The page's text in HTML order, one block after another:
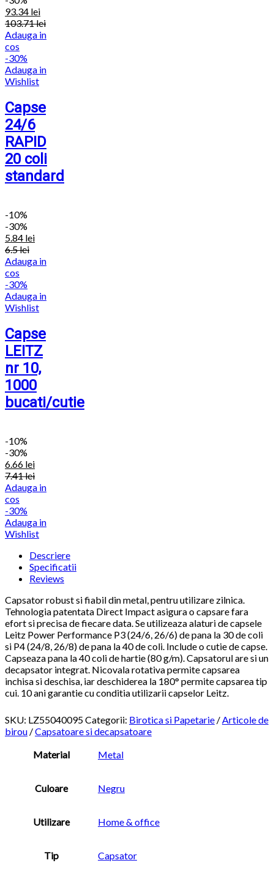
93.34 lei
103.71lei
Adauga in
cos
-30%
Adauga in
Wishlist
Capse
24/6
RAPID
20 coli
standard
-10%
-30%
5.84 lei
6.5lei
Adauga in
cos
-30%
Adauga in
Wishlist
Capse
LEITZ
nr 10,
1000
bucati/cutie
-10%
-30%
6.66 lei
7.41lei
Adauga in
cos
-30%
Adauga in
Wishlist
Descriere
Specificatii
Reviews
Capsator robust si fiabil din metal, pentru utilizare zilnica.
Tehnologia patentata Direct Impact asigura o capsare fara
efort si precisa de fiecare data. Se utilizeaza alaturi de capsele
Leitz Power Performance P3 (24/6, 26/6) de pana la 30 de coli
si P4 (24/8, 26/8) de pana la 40 de coli. Include o cutie de capse.
Capseaza pana la 40 coli de hartie (80 g/m). Capsatorul are si un
decapsator integrat. Nicovala rotativa permite capsarea
inchisa si deschisa, iar deschiderea la 180° permite capsarea tip
cui. 10 ani garantie cu conditia utilizarii capselor Leitz.
SKU: LZ55040095Categorii: Birotica si Papetarie /Articole de
birou /Capsatoare si decapsatoare
Material
Metal
Culoare Negru
Utilizare Home & office
Tip Capsator